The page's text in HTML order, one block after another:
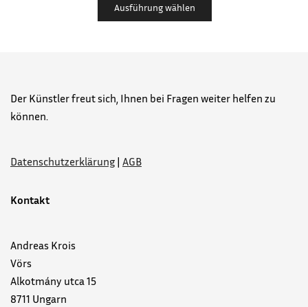
Ausführung wählen
Der Künstler freut sich, Ihnen bei Fragen weiter helfen zu
können.
Datenschutzerklärung | AGB
Kontakt
Andreas Krois
Vörs
Alkotmány utca 15
8711 Ungarn